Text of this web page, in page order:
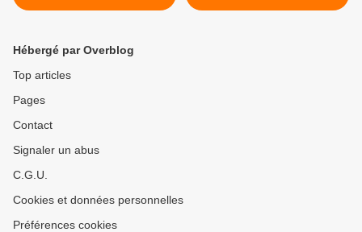
Hébergé par Overblog
Top articles
Pages
Contact
Signaler un abus
C.G.U.
Cookies et données personnelles
Préférences cookies